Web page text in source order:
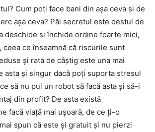
Cum poți face bani din așa ceva și de
așa ceva? Păi secretul este destul de
deschide și închide ordine foarte mici,
ceea ce înseamnă că riscurile sunt
și rata de câștig este una mai
asta și singur dacă poți suporta stresul
să nu pui un robot să facă asta și să-i
din profit? De asta există
facă viață mai ușoară, de ce ți-o
spun că este și gratuit și nu pierzi